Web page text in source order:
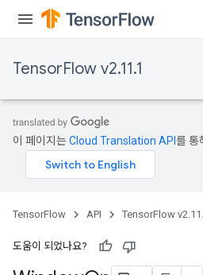
TensorFlow v2.11.1
이 페이지는Cloud Translation API 를 통
TensorFlow API TensorFlow
도움이 되었나요?